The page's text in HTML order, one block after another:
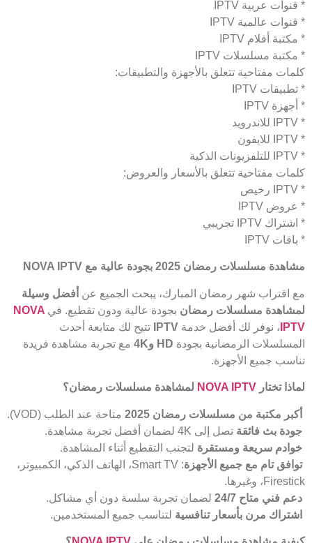
* قنوات عربية IPTV
* قنوات عالمية IPTV
* مكتبة أفلام IPTV
* مكتبة مسلسلات IPTV
كلمات مفتاحية تتعلق بالأجهزة والتطبيقات:
* تطبيقات IPTV
* أجهزة IPTV
* IPTV للاندرويد
* IPTV للايفون
* IPTV للتلفزيونات الذكية
كلمات مفتاحية تتعلق بالأسعار والعروض:
* IPTV رخيص
* عروض IPTV
* اشتراك IPTV تجريبي
* باقات IPTV
مشاهدة مسلسلات رمضان 2025 بجودة عالية مع NOVA IPTV
مع اقتراب شهر رمضان المبارك، يبحث الجميع عن أفضل وسيلة
لمشاهدة مسلسلات رمضان بجودة عالية ودون تقطيع. في NOVA
IPTV ، نوفر لك أفضل خدمة IPTV
تتيح لك متابعة أحدث
المسلسلات الرمضانية بجودة HD و4K
مع تجربة مشاهدة فريدة
تناسب جميع الأجهزة.
لماذا تختار NOVA IPTV لمشاهدة مسلسلات رمضان؟
أكبر مكتبة من مسلسلات رمضان 2025
متاحة عند الطلب (VOD).
جودة بث فائقة تصل إلى 4K لضمان أفضل تجربة مشاهدة.
خوادم سريعة ومستقرة لتجنب التقطيع أثناء المشاهدة.
توافق تام مع جميع الأجهزة
: Smart TV، الهاتف الذكي، الكمبيوتر،
Firestick، وغيرها.
دعم فني متاح 24/7
لضمان تجربة سلسة دون أي مشاكل.
اشتراك مرن بأسعار تنافسية لتناسب جميع المستخدمين.